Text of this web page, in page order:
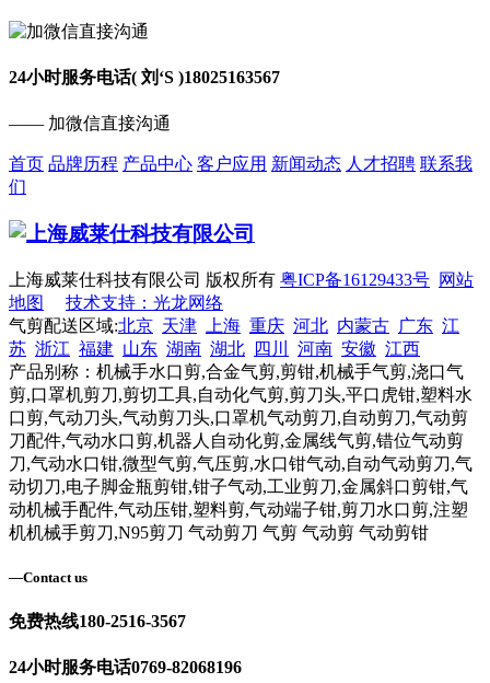
24小时服务电话( 刘‘S )18025163567
—— 加微信直接沟通
首页 品牌历程 产品中心 客户应用 新闻动态 人才招聘 联系我
们
上海威莱仕科技有限公司 版权所有 粤ICP备16129433号 网站
地图
技术支持：光龙网络
气剪配送区域:北京 天津 上海 重庆 河北 内蒙古 广东 江
苏 浙江 福建 山东 湖南 湖北 四川 河南 安徽 江西
产品别称：机械手水口剪,合金气剪,剪钳,机械手气剪,浇口气
剪,口罩机剪刀,剪切工具,自动化气剪,剪刀头,平口虎钳,塑料水
口剪,气动刀头,气动剪刀头,口罩机气动剪刀,自动剪刀,气动剪
刀配件,气动水口剪,机器人自动化剪,金属线气剪,错位气动剪
刀,气动水口钳,微型气剪,气压剪,水口钳气动,自动气动剪刀,气
动切刀,电子脚金瓶剪钳,钳子气动,工业剪刀,金属斜口剪钳,气
动机械手配件,气动压钳,塑料剪,气动端子钳,剪刀水口剪,注塑
机机械手剪刀,N95剪刀 气动剪刀 气剪 气动剪 气动剪钳
—Contact us
免费热线180-2516-3567
24小时服务电话0769-82068196